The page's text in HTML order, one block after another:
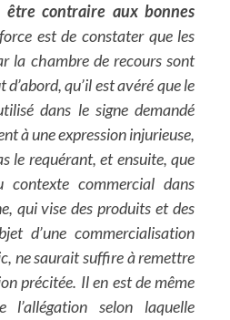
être contraire aux bonnes
force est de constater que les
la chambre de recours sont
d’abord, qu’il est avéré que le
dans le signe demandé
à une expression injurieuse,
le requérant, et ensuite, que
contexte commercial dans
qui vise des produits et des
d’une commercialisation
ne saurait suffire à remettre
précitée. Il en est de même
selon laquelle